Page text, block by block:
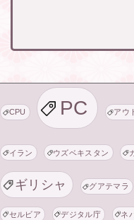
CPU PC アウ
イラン ウズベキスタン
ギリシャ グアテマラ
セルビア デジタル庁 ネ